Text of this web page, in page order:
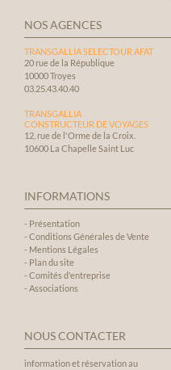
NOS AGENCES
TRANSGALLIA SELECTOUR AFAT
20 rue de la République
10000 Troyes
03.25.43.40.40
TRANSGALLIA
CONSTRUCTEUR DE VOYAGES
12, rue de l'Orme de la Croix.
10600 La Chapelle Saint Luc
INFORMATIONS
- Présentation
- Conditions Générales de Vente
- Mentions Légales
- Plan du site
- Comités d'entreprise
- Associations
NOUS CONTACTER
information et réservation au